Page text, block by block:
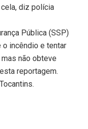
diz polícia
Pública (SSP)
incêndio e tentar
não obteve
reportagem.